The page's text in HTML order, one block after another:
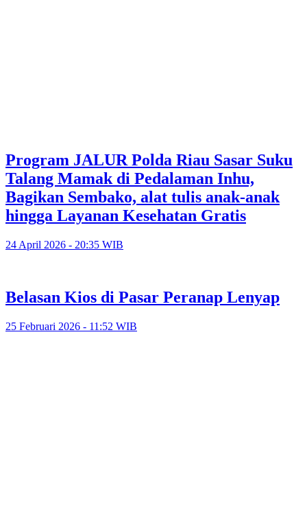
Program JALUR Polda Riau Sasar Suku
Talang Mamak di Pedalaman Inhu,
Bagikan Sembako, alat tulis anak-anak
hingga Layanan Kesehatan Gratis
24 April 2026 - 20:35 WIB
Belasan Kios di Pasar Peranap Lenyap
25 Februari 2026 - 11:52 WIB